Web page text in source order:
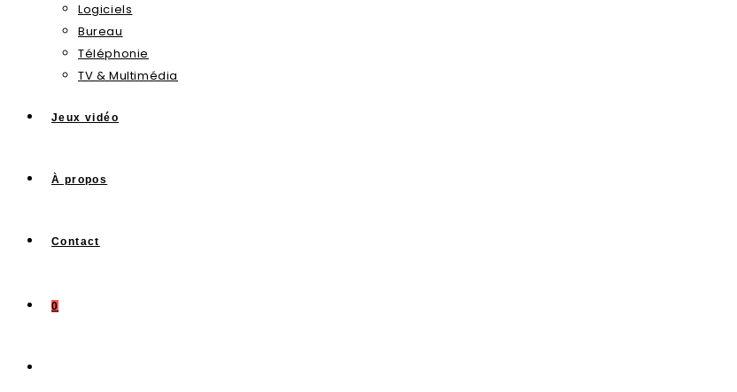
Logiciels
Bureau
Téléphonie
TV & Multimédia
Jeux vidéo
À propos
Contact
0